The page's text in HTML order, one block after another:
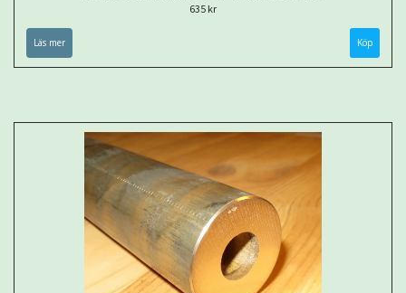
635 kr
Läs mer Köp